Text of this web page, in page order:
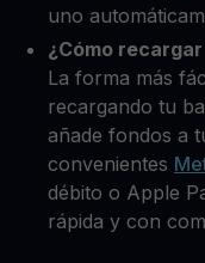
uno
¿Cómo
La forma más
recargando tu
añade fondos a
convenientes
débito o Apple
rápida y con